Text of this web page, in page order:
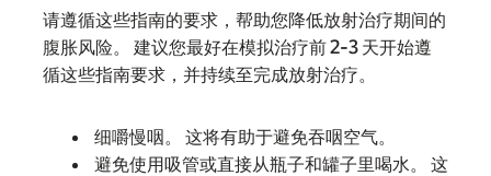
请遵循这些指南的要求，帮助您降低放射治疗期间的
腹胀风险。 建议您最好在模拟治疗前 2-3 天开始遵
循这些指南要求，并持续至完成放射治疗。
细嚼慢咽。 这将有助于避免吞咽空气。
避免使用吸管或直接从瓶子和罐子里喝水。 这